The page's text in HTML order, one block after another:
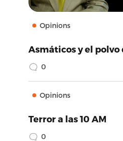
Opinions
Asmáticos y el polvo
0
Opinions
Terror a las 10 AM
0